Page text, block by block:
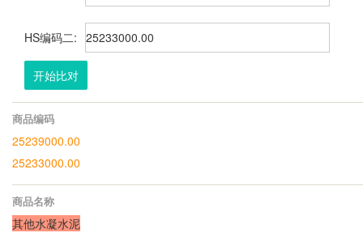
HS编码二:
开始比对
商品编码
25239000.00
25233000.00
商品名称
其他水凝水泥